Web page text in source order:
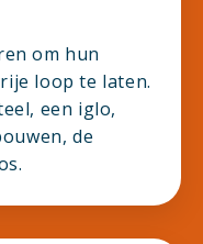
om hun
loop te laten.
een iglo,
de